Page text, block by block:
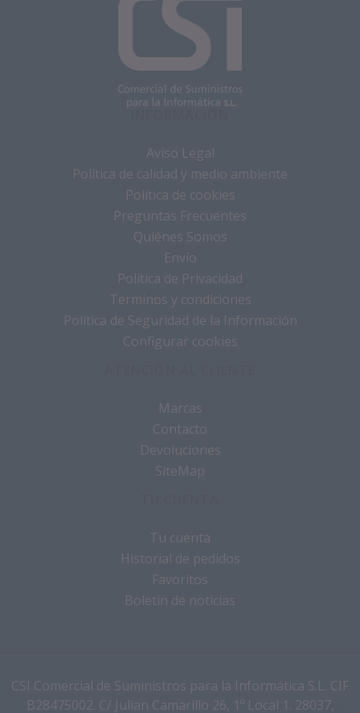
Aviso Legal
Política de calidad y medio ambiente
Política de cookies
Preguntas Frecuentes
Quiénes Somos
Envío
Política de Privacidad
Terminos y condiciones
Política de Seguridad de la Información
Configurar cookies
Marcas
Contacto
Devoluciones
SiteMap
Tu cuenta
Historial de pedidos
Favoritos
Boletín de noticias
CSI Comercial de Suministros para la Informática S.L. CIF
B28475002. C/ Julian Camarillo 26, 1º Local 1. 28037,